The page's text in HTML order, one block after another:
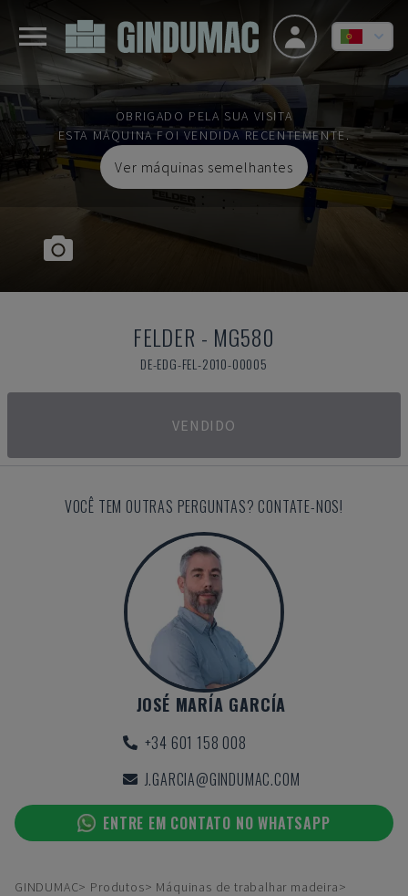
OBRIGADO PELA SUA VISITA
ESTA MÁQUINA FOI VENDIDA RECENTEMENTE.
Ver máquinas semelhantes
FELDER - MG580
DE-EDG-FEL-2010-00005
VENDIDO
VOCÊ TEM OUTRAS PERGUNTAS? CONTATE-NOS!
JOSÉ MARÍA GARCÍA
+34 601 158 008
J.GARCIA@GINDUMAC.COM
ENTRE EM CONTATO NO WHATSAPP
GINDUMAC Produtos
Máquinas de trabalhar madeira